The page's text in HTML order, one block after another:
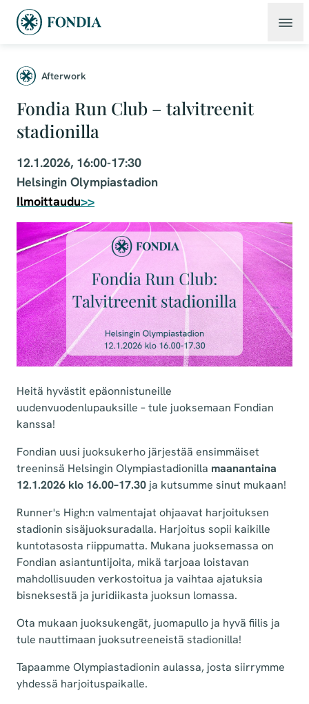
Afterwork
Fondia Run Club – talvitreenit
stadionilla
12.1.2026, 16:00-17:30
Helsingin Olympiastadion
Ilmoittaudu>>
Heitä hyvästit epäonnistuneille
uudenvuodenlupauksille – tule juoksemaan Fondian
kanssa!
Fondian uusi juoksukerho järjestää ensimmäiset
treeninsä Helsingin Olympiastadionilla maanantaina
12.1.2026 klo 16.00–17.30 ja kutsumme sinut mukaan!
Runner's High:n valmentajat ohjaavat harjoituksen
stadionin sisäjuoksuradalla. Harjoitus sopii kaikille
kuntotasosta riippumatta. Mukana juoksemassa on
Fondian asiantuntijoita, mikä tarjoaa loistavan
mahdollisuuden verkostoitua ja vaihtaa ajatuksia
bisneksestä ja juridiikasta juoksun lomassa.
Ota mukaan juoksukengät, juomapullo ja hyvä fiilis ja
tule nauttimaan juoksutreeneistä stadionilla!
Tapaamme Olympiastadionin aulassa, josta siirrymme
yhdessä harjoituspaikalle.